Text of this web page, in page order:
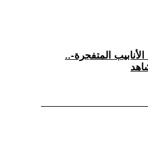
الأنابيب المتفجرة-..